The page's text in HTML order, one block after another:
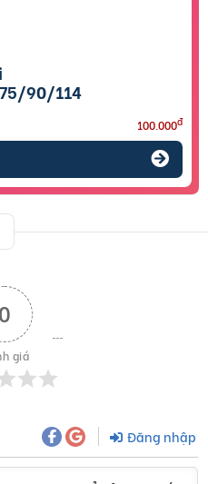
90/114
100.000đ
0
giá
Đăng nhập